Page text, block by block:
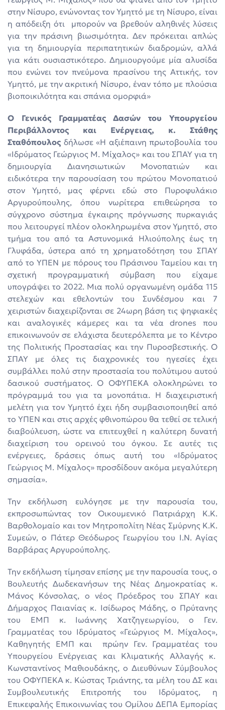
στην Νίσυρο, ενώνοντας τον Υμηττό με τη Νίσυρο, είναι
η απόδειξη ότι μπορούν να βρεθούν αληθινές λύσεις
για την πράσινη βιωσιμότητα. Δεν πρόκειται απλώς
για τη δημιουργία περιπατητικών διαδρομών, αλλά
για κάτι ουσιαστικότερο. Δημιουργούμε μία αλυσίδα
που ενώνει τον πνεύμονα πρασίνου της Αττικής, τον
Υμηττό, με την ακριτική Νίσυρο, έναν τόπο με πλούσια
βιοποικιλότητα και σπάνια ομορφιά»
Ο Γενικός Γραμματέας Δασών του Υπουργείου
Περιβάλλοντος και Ενέργειας, κ. Στάθης
Σταθόπουλος δήλωσε «Η αξιέπαινη πρωτοβουλία του
«Ιδρύματος Γεώργιος Μ. Μίχαλος» και του ΣΠΑΥ για τη
δημιουργία Διανησιωτικών Μονοπατιών και
ειδικότερα την παρουσίαση του πρώτου Μονοπατιού
στον Υμηττό, μας φέρνει εδώ στο Πυροφυλάκιο
Αργυρούπουλης, όπου νωρίτερα επιθεώρησα το
σύγχρονο σύστημα έγκαιρης πρόγνωσης πυρκαγιάς
που λειτουργεί πλέον ολοκληρωμένα στον Υμηττό, στο
τμήμα του από τα Αστυνομικά Ηλιούπολης έως τη
Γλυφάδα, ύστερα από τη χρηματοδότηση του ΣΠΑΥ
από το ΥΠΕΝ με πόρους του Πράσινου Ταμείου και τη
σχετική προγραμματική σύμβαση που είχαμε
υπογράψει το 2022. Μια πολύ οργανωμένη ομάδα 115
στελεχών και εθελοντών του Συνδέσμου και 7
χειριστών διαχειρίζονται σε 24ωρη βάση τις ψηφιακές
και αναλογικές κάμερες και τα νέα drones που
επικοινωνούν σε ελάχιστα δευτερόλεπτα με το Κέντρο
της Πολιτικής Προστασίας και την Πυροσβεστικής. Ο
ΣΠΑΥ με όλες τις διαχρονικές του ηγεσίες έχει
συμβάλλει πολύ στην προστασία του πολύτιμου αυτού
δασικού συστήματος. Ο ΟΦΥΠΕΚΑ ολοκληρώνει το
πρόγραμμά του για τα μονοπάτια. Η διαχειριστική
μελέτη για τον Υμηττό έχει ήδη συμβασιοποιηθεί από
το ΥΠΕΝ και στις αρχές φθινοπώρου θα τεθεί σε τελική
διαβούλευση, ώστε να επιτευχθεί η καλύτερη δυνατή
διαχείριση του ορεινού του όγκου. Σε αυτές τις
ενέργειες, δράσεις όπως αυτή του «Ιδρύματος
Γεώργιος Μ. Μίχαλος» προσδίδουν ακόμα μεγαλύτερη
σημασία».
Την εκδήλωση ευλόγησε με την παρουσία του,
εκπροσωπώντας τον Οικουμενικό Πατριάρχη Κ.Κ.
Βαρθολομαίο και τον Μητροπολίτη Νέας Σμύρνης Κ.Κ.
Συμεών, ο Πάτερ Θεόδωρος Γεωργίου του Ι.Ν. Αγίας
Βαρβάρας Αργυρούπολης.
Την εκδήλωση τίμησαν επίσης με την παρουσία τους, ο
Βουλευτής Δωδεκανήσων της Νέας Δημοκρατίας κ.
Μάνος Κόνσολας, ο νέος Πρόεδρος του ΣΠΑΥ και
Δήμαρχος Παιανίας κ. Ισίδωρος Μάδης, ο Πρύτανης
του ΕΜΠ κ. Ιωάννης Χατζηγεωργίου, ο Γεν.
Γραμματέας του Ιδρύματος «Γεώργιος Μ. Μίχαλος»,
Καθηγητής ΕΜΠ και πρώην Γεν. Γραμματέας του
Υπουργείου Ενέργειας και Κλιματικής Αλλαγής κ.
Κωνσταντίνος Μαθιουδάκης, ο Διευθύνων Σύμβουλος
του ΟΦΥΠΕΚΑ κ. Κώστας Τριάντης, τα μέλη του ΔΣ και
Συμβουλευτικής Επιτροπής του Ιδρύματος, η
Επικεφαλής Επικοινωνίας του Ομίλου ΔΕΠΑ Eμπορίας